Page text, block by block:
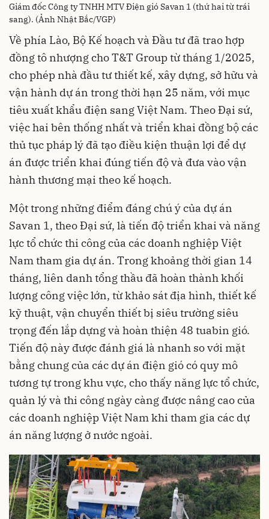
Giám đốc Công ty TNHH MTV Điện gió Savan 1 (thứ hai từ trái
sang). (Ảnh Nhật Bắc/VGP)
Về phía Lào, Bộ Kế hoạch và Đầu tư đã trao hợp
đồng tô nhượng cho T&T Group từ tháng 1/2025,
cho phép nhà đầu tư thiết kế, xây dựng, sở hữu và
vận hành dự án trong thời hạn 25 năm, với mục
tiêu xuất khẩu điện sang Việt Nam. Theo Đại sứ,
việc hai bên thống nhất và triển khai đồng bộ các
thủ tục pháp lý đã tạo điều kiện thuận lợi để dự
án được triển khai đúng tiến độ và đưa vào vận
hành thương mại theo kế hoạch.
Một trong những điểm đáng chú ý của dự án
Savan 1, theo Đại sứ, là tiến độ triển khai và năng
lực tổ chức thi công của các doanh nghiệp Việt
Nam tham gia dự án. Trong khoảng thời gian 14
tháng, liên danh tổng thầu đã hoàn thành khối
lượng công việc lớn, từ khảo sát địa hình, thiết kế
kỹ thuật, vận chuyển thiết bị siêu trường siêu
trọng đến lắp dựng và hoàn thiện 48 tuabin gió.
Tiến độ này được đánh giá là nhanh so với mặt
bằng chung của các dự án điện gió có quy mô
tương tự trong khu vực, cho thấy năng lực tổ chức,
quản lý và thi công ngày càng được nâng cao của
các doanh nghiệp Việt Nam khi tham gia các dự
án năng lượng ở nước ngoài.